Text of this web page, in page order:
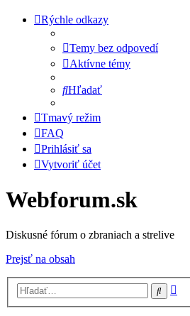
Rýchle odkazy
Temy bez odpovedí
Aktívne témy
Hľadať
Tmavý režim
FAQ
Prihlásiť sa
Vytvoriť účet
Webforum.sk
Diskusné fórum o zbraniach a strelive
Prejsť na obsah
Hľadať